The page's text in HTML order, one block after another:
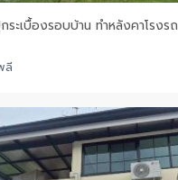
ระเบื้องรอบบ้าน ทำหลังคาโรงรถ
ลี